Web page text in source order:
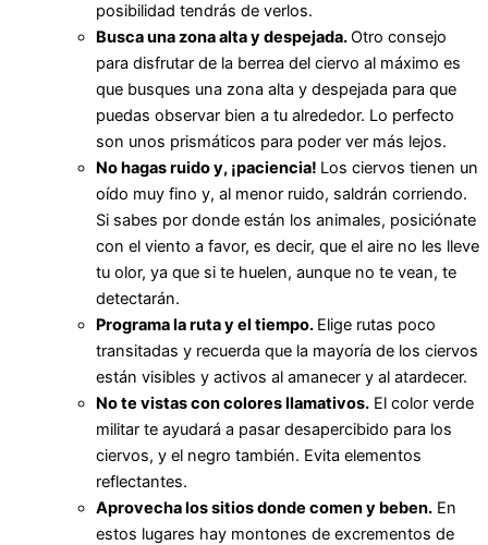
posibilidad tendrás de verlos.
Busca una zona alta y despejada.Otro consejo
para disfrutar de la berrea del ciervo al máximo es
que busques una zona alta y despejada para que
puedas observar bien a tu alrededor. Lo perfecto
son unos prismáticos para poder ver más lejos.
No hagas ruido y, ¡paciencia! Los ciervos tienen un
oído muy fino y, al menor ruido, saldrán corriendo.
Si sabes por donde están los animales, posiciónate
con el viento a favor, es decir, que el aire no les lleve
tu olor, ya que si te huelen, aunque no te vean, te
detectarán.
Programa la ruta y el tiempo. Elige rutas poco
transitadas y recuerda que la mayoría de los ciervos
están visibles y activos al amanecer y al atardecer.
No te vistas con colores llamativos. El color verde
militar te ayudará a pasar desapercibido para los
ciervos, y el negro también. Evita elementos
reflectantes.
Aprovecha los sitios donde comen y beben. En
estos lugares hay montones de excrementos de